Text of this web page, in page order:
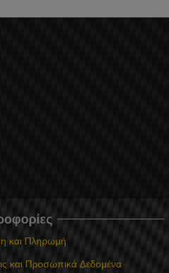
και Πληρωμή
και Προσωπικά Δεδομένα